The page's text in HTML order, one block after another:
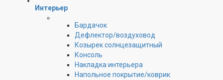
Интерьер
Бардачок
Дефлектор/воздуховод
Козырек солнцезащитный
Консоль
Накладка интерьера
Напольное покрытие/коврик